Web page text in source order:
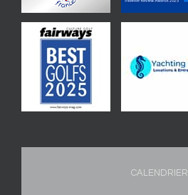
CALENDRIER